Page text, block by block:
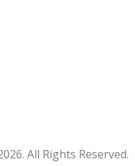
All Rights Reserved.